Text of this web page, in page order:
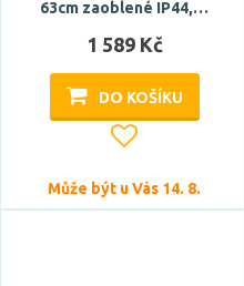
63cm zaoblené IP44,…
1 589 Kč
DO KOŠÍKU
Může být u Vás 14. 8.